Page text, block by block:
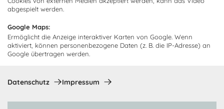
abgespielt werden.
Google Maps:
Ermöglicht die Anzeige interaktiver Karten von Google. Wenn
aktiviert, können personenbezogene Daten (z. B. die IP-Adresse) an
Google übertragen werden.
Datenschutz Impressum